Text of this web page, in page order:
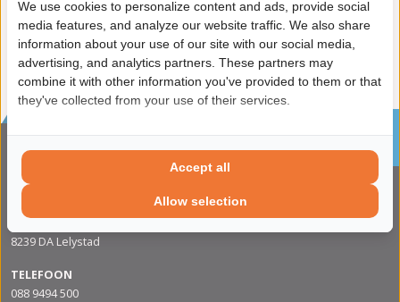
Conform EG/ECE:
roetfilters
CONTACTGEGVENS
Apolloweg 88
8239 DA Lelystad
TELEFOON
088 9494 500
We use cookies to personalize content and ads, provide social
media features, and analyze our website traffic. We also share
information about your use of our site with our social media,
advertising, and analytics partners. These partners may
combine it with other information you've provided to them or that
they've collected from your use of their services.
Allow selection
Accept all